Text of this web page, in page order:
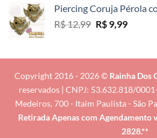
preço:
Piercing Coruja Pérola
R$12,99 O
era:
R$ 12,99.
R$9,99O
é:
R$
Copyright 2016 - 2026 © Rainha Dos
reservados | CNPJ: 53.632.818/
Medeiros, 700 - Itaim Paulista - São
Retirada Apenas com Agendamento
2828.**